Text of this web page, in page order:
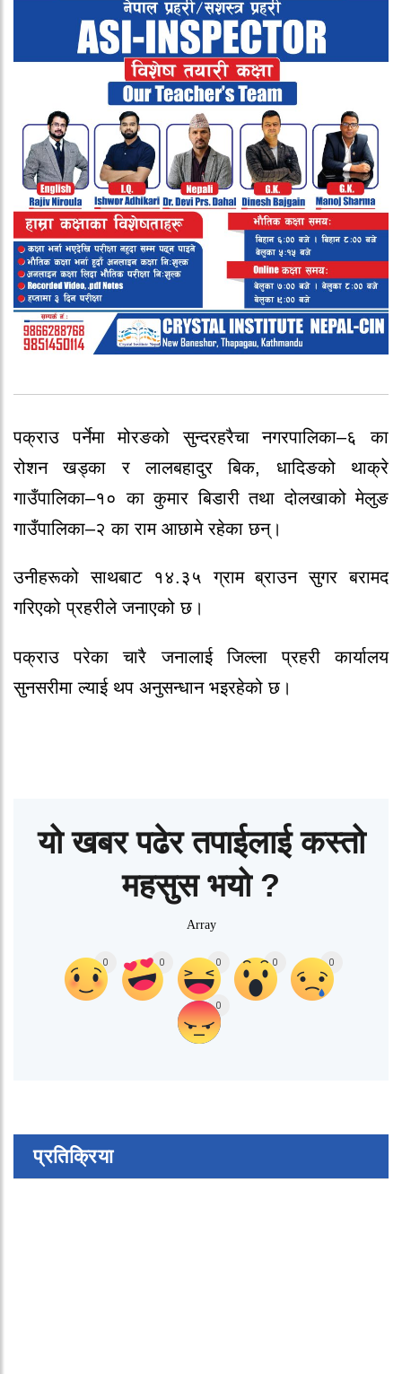
पक्राउ पर्नेमा मोरङको सुन्दरहरैचा नगरपालिका–६ का
रोशन खड्का र लालबहादुर बिक, धादिङको थाक्रे
गाउँपालिका–१० का कुमार बिडारी तथा दोलखाको मेलुङ
गाउँपालिका–२ का राम आछामे रहेका छन्।
उनीहरूको साथबाट १४.३५ ग्राम ब्राउन सुगर बरामद
गरिएको प्रहरीले जनाएको छ।
पक्राउ परेका चारै जनालाई जिल्ला प्रहरी कार्यालय
सुनसरीमा ल्याई थप अनुसन्धान भइरहेको छ।
यो खबर पढेर तपाईलाई कस्तो
महसुस भयो ?
Array
0 0 0 0 0
0
प्रतिक्रिया